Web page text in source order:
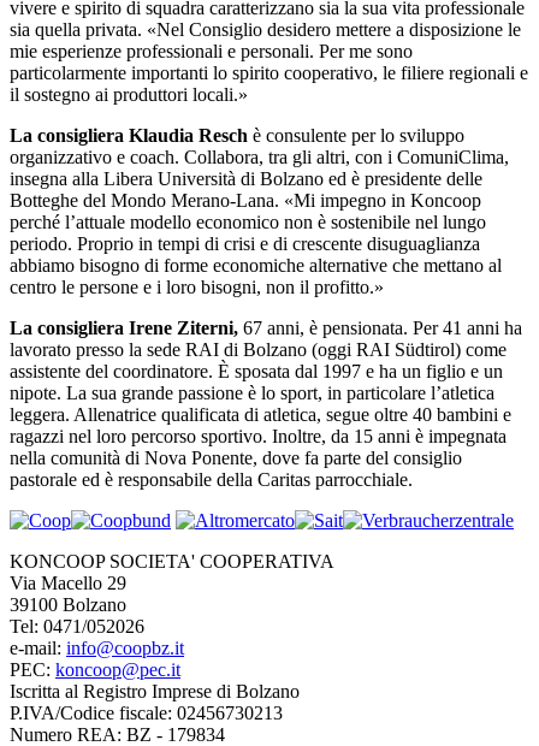
vivere e spirito di squadra caratterizzano sia la sua vita professionale
sia quella privata. «Nel Consiglio desidero mettere a disposizione le
mie esperienze professionali e personali. Per me sono
particolarmente importanti lo spirito cooperativo, le filiere regionali e
il sostegno ai produttori locali.»
La consigliera Klaudia Resch è consulente per lo sviluppo
organizzativo e coach. Collabora, tra gli altri, con i ComuniClima,
insegna alla Libera Università di Bolzano ed è presidente delle
Botteghe del Mondo Merano-Lana. «Mi impegno in Koncoop
perché l’attuale modello economico non è sostenibile nel lungo
periodo. Proprio in tempi di crisi e di crescente disuguaglianza
abbiamo bisogno di forme economiche alternative che mettano al
centro le persone e i loro bisogni, non il profitto.»
La consigliera Irene Ziterni, 67 anni, è pensionata. Per 41 anni ha
lavorato presso la sede RAI di Bolzano (oggi RAI Südtirol) come
assistente del coordinatore. È sposata dal 1997 e ha un figlio e un
nipote. La sua grande passione è lo sport, in particolare l’atletica
leggera. Allenatrice qualificata di atletica, segue oltre 40 bambini e
ragazzi nel loro percorso sportivo. Inoltre, da 15 anni è impegnata
nella comunità di Nova Ponente, dove fa parte del consiglio
pastorale ed è responsabile della Caritas parrocchiale.
KONCOOP SOCIETA' COOPERATIVA
Via Macello 29
39100 Bolzano
Tel: 0471/052026
e-mail: info@coopbz.it
PEC: koncoop@pec.it
Iscritta al Registro Imprese di Bolzano
P.IVA/Codice fiscale: 02456730213
Numero REA: BZ - 179834